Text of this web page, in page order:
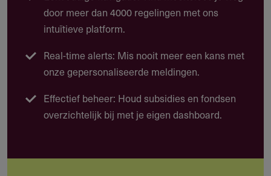
sterke businesscase, bescherming van intellectueel
eigendom en toekomstige bedrijfsstructuur.
Mogelijke projecten
Digitale interventie of neuromodulatie gericht op
neuroprotectie
proces
door meer dan 4000 regelingen met ons
intuïtieve platform.
Real-time alerts: Mis nooit meer een kans met
onze gepersonaliseerde meldingen.
Effectief beheer: Houd subsidies en fondsen
overzichtelijk bij met je eigen dashboard.